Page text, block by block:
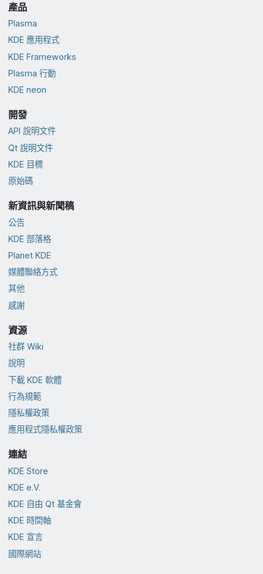
產品
Plasma
KDE 應用程式
KDE Frameworks
Plasma 行動
KDE neon
開發
API 說明文件
Qt 說明文件
KDE 目標
原始碼
新資訊與新聞稿
公告
KDE 部落格
Planet KDE
媒體聯絡方式
其他
感謝
資源
社群 Wiki
說明
下載 KDE 軟體
行為規範
隱私權政策
應用程式隱私權政策
連結
KDE Store
KDE e.V.
KDE 自由 Qt 基金會
KDE 時間軸
KDE 宣言
國際網站